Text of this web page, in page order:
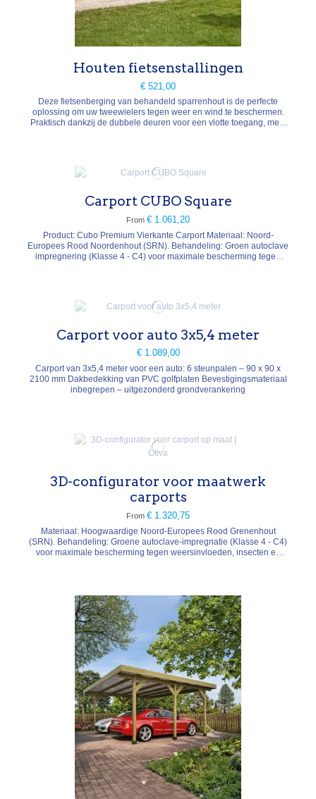
Houten fietsenstallingen
€ 521,00
Deze fietsenberging van behandeld sparrenhout is de perfecte
oplossing om uw tweewielers tegen weer en wind te beschermen.
Praktisch dankzij de dubbele deuren voor een vlotte toegang, meet
Carport CUBO Square
From € 1.061,20
Product: Cubo Premium Vierkante Carport Materiaal: Noord-
Europees Rood Noordenhout (SRN). Behandeling: Groen autoclave
impregnering (Klasse 4 - C4) voor maximale bescherming tegen
Carport voor auto 3x5,4 meter
€ 1.089,00
Carport van 3x5,4 meter voor een auto: 6 steunpalen – 90 x 90 x
2100 mm Dakbedekking van PVC golfplaten Bevestigingsmateriaal
inbegrepen – uitgezonderd grondverankering
3D-configurator voor maatwerk
carports
From € 1.320,75
Materiaal: Hoogwaardige Noord-Europees Rood Grenenhout
(SRN). Behandeling: Groene autoclave-impregnatie (Klasse 4 - C4)
voor maximale bescherming tegen weersinvloeden, insecten en